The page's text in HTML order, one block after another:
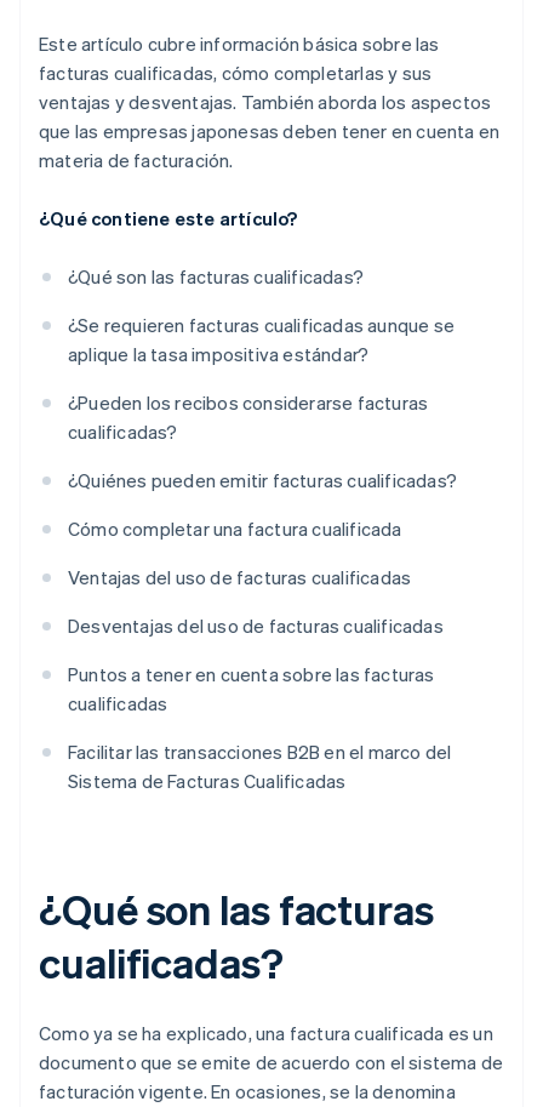
Este artículo cubre información básica sobre las
facturas cualificadas, cómo completarlas y sus
ventajas y desventajas. También aborda los aspectos
que las empresas japonesas deben tener en cuenta en
materia de facturación.
¿Qué contiene este artículo?
¿Qué son las facturas cualificadas?
¿Se requieren facturas cualificadas aunque se
aplique la tasa impositiva estándar?
¿Pueden los recibos considerarse facturas
cualificadas?
¿Quiénes pueden emitir facturas cualificadas?
Cómo completar una factura cualificada
Ventajas del uso de facturas cualificadas
Desventajas del uso de facturas cualificadas
Puntos a tener en cuenta sobre las facturas
cualificadas
Facilitar las transacciones B2B en el marco del
Sistema de Facturas Cualificadas
¿Qué son las facturas
cualificadas?
Como ya se ha explicado, una factura cualificada es un
documento que se emite de acuerdo con el sistema de
facturación vigente. En ocasiones, se la denomina